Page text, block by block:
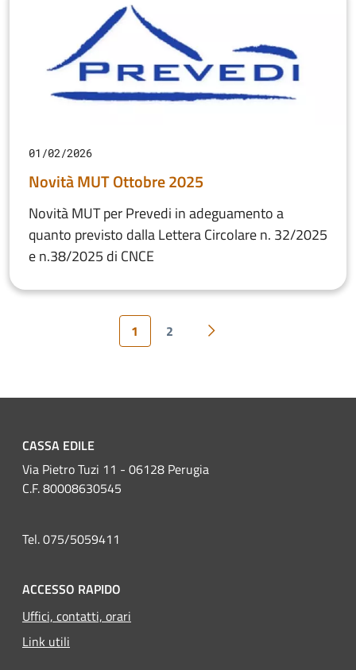
01/02/2026
Novità MUT Ottobre 2025
Novità MUT per Prevedi in adeguamento a
quanto previsto dalla Lettera Circolare n. 32/2025
e n.38/2025 di CNCE
1 2 Pagina successiva
CASSA EDILE
Via Pietro Tuzi 11 - 06128 Perugia
C.F. 80008630545
Tel. 075/5059411
ACCESSO RAPIDO
Uffici, contatti, orari
Link utili